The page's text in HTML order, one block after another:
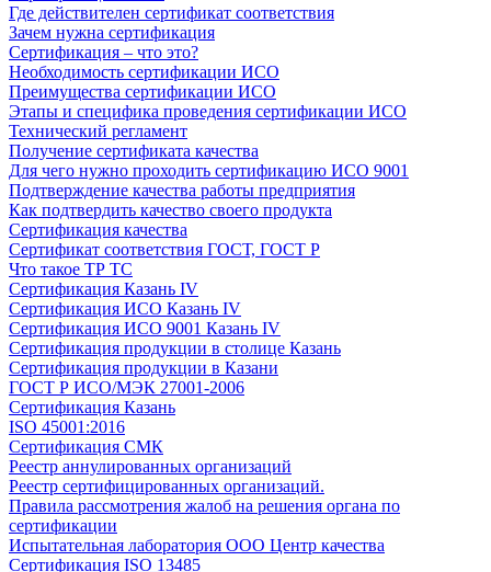
Где действителен сертификат соответствия
Зачем нужна сертификация
Сертификация – что это?
Необходимость сертификации ИСО
Преимущества сертификации ИСО
Этапы и специфика проведения сертификации ИСО
Технический регламент
Получение сертификата качества
Для чего нужно проходить сертификацию ИСО 9001
Подтверждение качества работы предприятия
Как подтвердить качество своего продукта
Сертификация качества
Сертификат соответствия ГОСТ, ГОСТ Р
Что такое ТР ТС
Сертификация Казань IV
Сертификация ИСО Казань IV
Сертификация ИСО 9001 Казань IV
Сертификация продукции в столице Казань
Сертификация продукции в Казани
ГОСТ Р ИСО/МЭК 27001-2006
Сертификация Казань
ISO 45001:2016
Сертификация СМК
Реестр аннулированных организаций
Реестр сертифицированных организаций.
Правила рассмотрения жалоб на решения органа по
сертификации
Испытательная лаборатория ООО Центр качества
Сертификация ISO 13485